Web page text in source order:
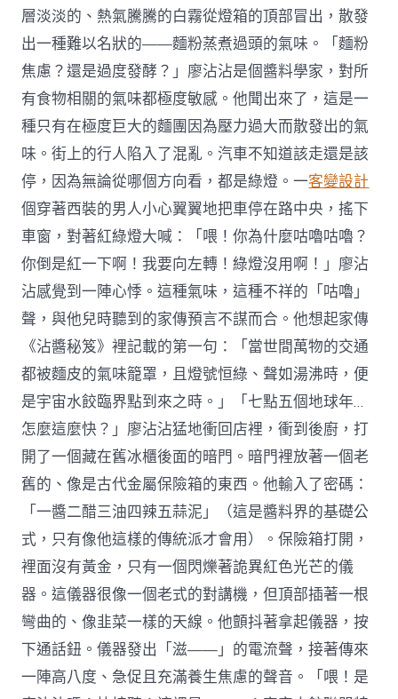
層淡淡的、熱氣騰騰的白霧從燈箱的頂部冒出，散發
出一種難以名狀的——麵粉蒸煮過頭的氣味。「麵粉
焦慮？還是過度發酵？」廖沾沾是個醬料學家，對所
有食物相關的氣味都極度敏感。他聞出來了，這是一
種只有在極度巨大的麵團因為壓力過大而散發出的氣
味。街上的行人陷入了混亂。汽車不知道該走還是該
停，因為無論從哪個方向看，都是綠燈。一客變設計
個穿著西裝的男人小心翼翼地把車停在路中央，搖下
車窗，對著紅綠燈大喊：「喂！你為什麼咕嚕咕嚕？
你倒是紅一下啊！我要向左轉！綠燈沒用啊！」廖沾
沾感覺到一陣心悸。這種氣味，這種不祥的「咕嚕」
聲，與他兒時聽到的家傳預言不謀而合。他想起家傳
《沾醬秘笈》裡記載的第一句：「當世間萬物的交通
都被麵皮的氣味籠罩，且燈號恒綠、聲如湯沸時，便
是宇宙水餃臨界點到來之時。」「七點五個地球年…
怎麼這麼快？」廖沾沾猛地衝回店裡，衝到後廚，打
開了一個藏在舊冰櫃後面的暗門。暗門裡放著一個老
舊的、像是古代金屬保險箱的東西。他輸入了密碼：
「一醬二醋三油四辣五蒜泥」（這是醬料界的基礎公
式，只有像他這樣的傳統派才會用）。保險箱打開，
裡面沒有黃金，只有一個閃爍著詭異紅色光芒的儀
器。這儀器很像一個老式的對講機，但頂部插著一根
彎曲的、像韭菜一樣的天線。他顫抖著拿起儀器，按
下通話鈕。儀器發出「滋——」的電流聲，接著傳來
一陣高八度、急促且充滿養生焦慮的聲音。「喂！是